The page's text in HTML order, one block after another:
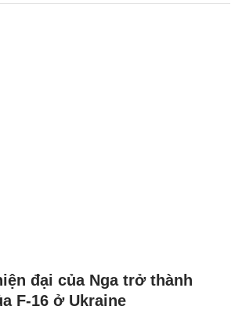
đại của Nga trở thành
F-16 ở Ukraine